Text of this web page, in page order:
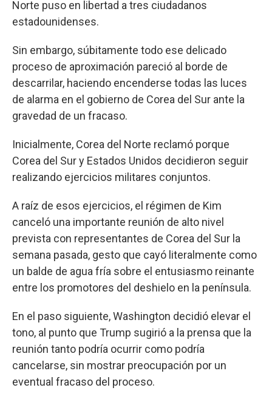
Norte puso en libertad a tres ciudadanos
estadounidenses.
Sin embargo, súbitamente todo ese delicado
proceso de aproximación pareció al borde de
descarrilar, haciendo encenderse todas las luces
de alarma en el gobierno de Corea del Sur ante la
gravedad de un fracaso.
Inicialmente, Corea del Norte reclamó porque
Corea del Sur y Estados Unidos decidieron seguir
realizando ejercicios militares conjuntos.
A raíz de esos ejercicios, el régimen de Kim
canceló una importante reunión de alto nivel
prevista con representantes de Corea del Sur la
semana pasada, gesto que cayó literalmente como
un balde de agua fría sobre el entusiasmo reinante
entre los promotores del deshielo en la península.
En el paso siguiente, Washington decidió elevar el
tono, al punto que Trump sugirió a la prensa que la
reunión tanto podría ocurrir como podría
cancelarse, sin mostrar preocupación por un
eventual fracaso del proceso.